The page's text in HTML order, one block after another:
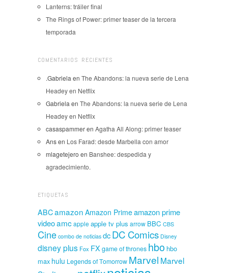
Lanterns: tráiler final
The Rings of Power: primer teaser de la tercera
temporada
COMENTARIOS RECIENTES
.Gabriela en The Abandons: la nueva serie de Lena
Headey en Netflix
Gabriela en The Abandons: la nueva serie de Lena
Headey en Netflix
casaspammeren Agatha All Along: primer teaser
Ansen Los Farad: desde Marbella con amor
mlagetejero en Banshee: despedida y
agradecimiento.
ETIQUETAS
ABCamazon Amazon Primeamazon prime
videoamcapple apple tv plus arrow BBC CBS
Cine combo de noticias dcDC Comics Disney
disney plus Fox FX game of thrones hbo hbo
max hulu Legends of Tomorrow Marvel Marvel